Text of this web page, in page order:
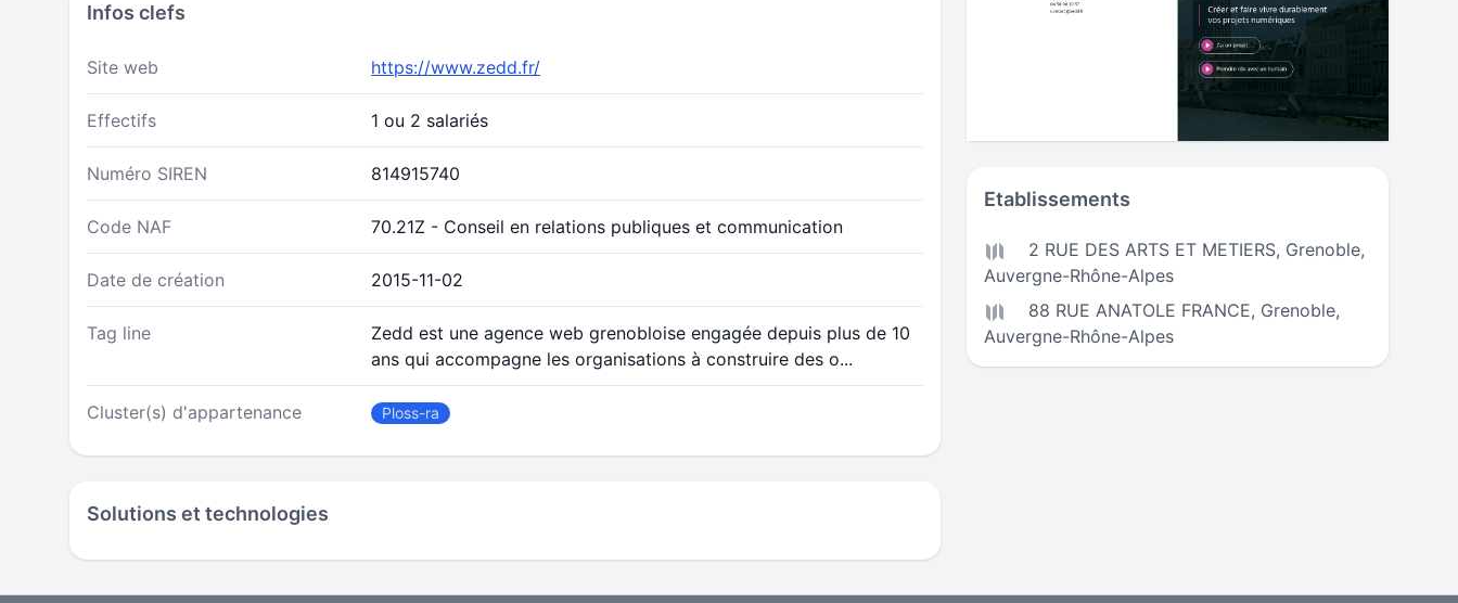
Infos clefs
Site web https://www.zedd.fr/
Effectifs 1 ou 2 salariés
Numéro SIREN 814915740
Code NAF 70.21Z - Conseil en relations publiques et communication
Date de création 2015-11-02
Tag line
Zedd est une agence web grenobloise engagée depuis plus de 10
ans qui accompagne les organisations à construire des o...
Cluster(s) d'appartenance Ploss-ra
Solutions et technologies
Etablissements
2 RUE DES ARTS ET METIERS, Grenoble,
Auvergne-Rhône-Alpes
88 RUE ANATOLE FRANCE, Grenoble,
Auvergne-Rhône-Alpes